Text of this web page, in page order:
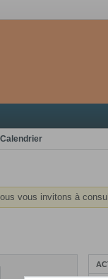
Calendrier
vous invitons à